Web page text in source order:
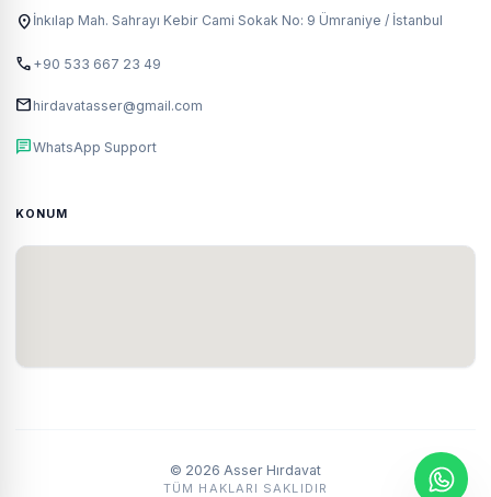
location_on İnkılap Mah. Sahrayı Kebir Cami Sokak No: 9 Ümraniye / İstanbul
call +90 533 667 23 49
mail hirdavatasser@gmail.com
chatWhatsApp Support
KONUM
© 2026 Asser Hırdavat
TÜM HAKLARI SAKLIDIR